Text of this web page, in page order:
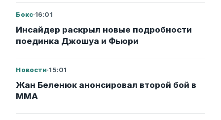
Бокс·16:01
Инсайдер раскрыл новые подробности
поединка Джошуа и Фьюри
Новости·15:01
Жан Беленюк анонсировал второй бой в
ММА